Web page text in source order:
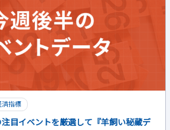
済指標
注目イベントを厳選して『羊飼い秘蔵デ